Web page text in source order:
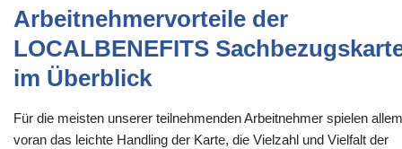
Arbeitnehmervorteile der
LOCALBENEFITS
im Überblick
Für die meisten unserer teilnehmenden Arbeitnehmer spielen allem
voran das leichte Handling der Karte, die Vielzahl und Vielfalt der